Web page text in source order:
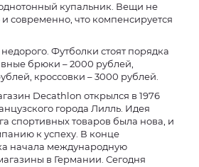
купальник. Вещи не
современно, что компенсируется
недорого. Футболки стоят порядка
брюки – 2000 рублей,
кроссовки – 3000 рублей.
Decathlon открылся в 1976
города Лилль. Идея
спортивных товаров была нова, и
к успеху. В конце
начала международную
в Германии. Сегодня